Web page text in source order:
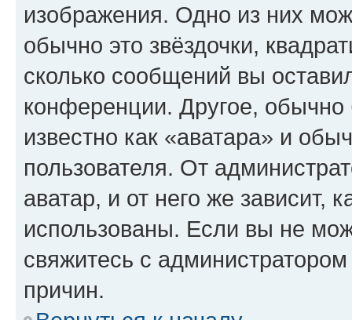
изображения. Одно из них
обычно это звёздочки,
сколько сообщений вы
конференции. Другое,
известно как «аватара» и
пользователя. От
аватар, и от него же зависит,
использованы. Если вы не
свяжитесь с
причин.